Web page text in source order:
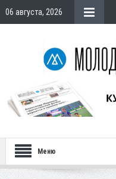
06 августа, 2026
Меню